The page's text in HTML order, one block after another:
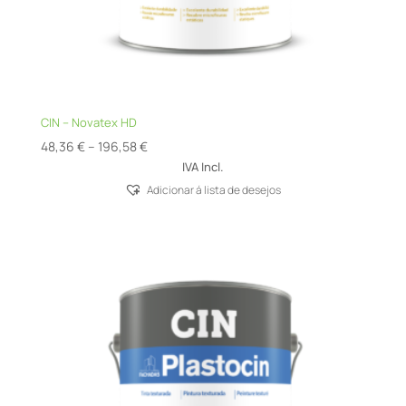
CIN – Novatex HD
48,36 € – 196,58€Price
range:
48,36 €
IVA Incl.
Adicionar á lista de desejos